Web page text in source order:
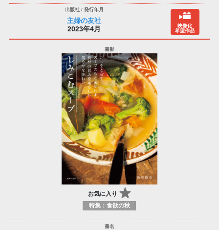
主婦の友社
2023年4月
映像化
希望作品
お気に入り
特集：食欲の秋